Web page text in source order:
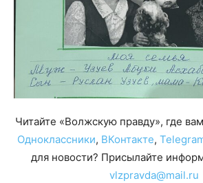
Читайте «Волжскую правду», где
Одноклассники, ВКонтакте,
для новости? Присылайте
vlzpravda@mail.ru